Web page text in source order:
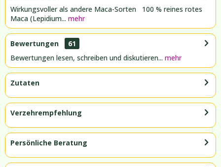
Wirkungsvoller als andere Maca-Sorten 100 % reines rotes
Maca (Lepidium... mehr
Bewertungen
61
Bewertungen lesen, schreiben und diskutieren... mehr
Zutaten
Verzehrempfehlung
Persönliche Beratung